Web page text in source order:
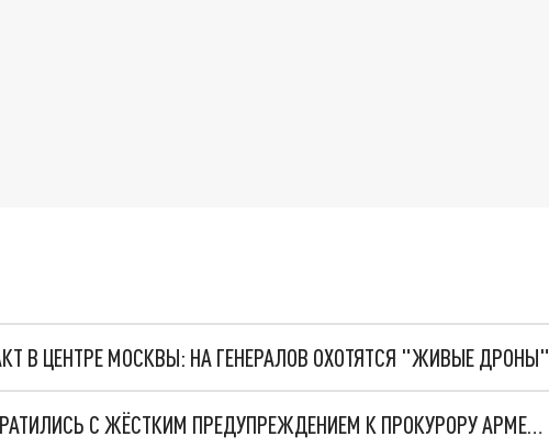
В ЦЕНТРЕ МОСКВЫ: НА ГЕНЕРАЛОВ ОХОТЯТСЯ "ЖИВЫЕ ДРОНЫ"
РОДНЫЕ ПАВШИХ ВОИНОВ ОБРАТИЛИСЬ С ЖЁСТКИМ ПРЕДУПРЕЖДЕНИЕМ К ПРОКУРОРУ АРМЕНИИ